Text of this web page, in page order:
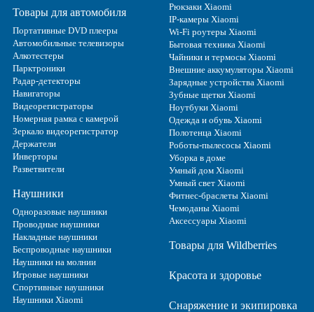
Товары для автомобиля
Портативные DVD плееры
Автомобильные телевизоры
Алкотестеры
Парктроники
Радар-детекторы
Навигаторы
Видеорегистраторы
Номерная рамка с камерой
Зеркало видеорегистратор
Держатели
Инверторы
Разветвители
Наушники
Одноразовые наушники
Проводные наушники
Накладные наушники
Беспроводные наушники
Наушники на молнии
Игровые наушники
Спортивные наушники
Наушники Xiaomi
Рюкзаки Xiaomi
IP-камеры Xiaomi
Wi-Fi роутеры Xiaomi
Бытовая техника Xiaomi
Чайники и термосы Xiaomi
Внешние аккумуляторы Xiaomi
Зарядные устройства Xiaomi
Зубные щетки Xiaomi
Ноутбуки Xiaomi
Одежда и обувь Xiaomi
Полотенца Xiaomi
Роботы-пылесосы Xiaomi
Уборка в доме
Умный дом Xiaomi
Умный свет Xiaomi
Фитнес-браслеты Xiaomi
Чемоданы Xiaomi
Аксессуары Xiaomi
Товары для Wildberries
Красота и здоровье
Снаряжение и экипировка